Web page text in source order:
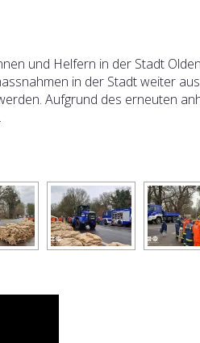
und Helfern in der Stadt
in der Stadt weiter
Aufgrund des erneuten